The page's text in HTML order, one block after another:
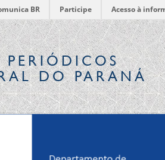
BR Participe Acesso à
DO PARANÁ